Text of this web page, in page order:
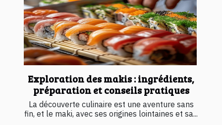
Exploration des makis : ingrédients,
préparation et conseils pratiques
La découverte culinaire est une aventure sans
fin, et le maki, avec ses origines lointaines et sa...